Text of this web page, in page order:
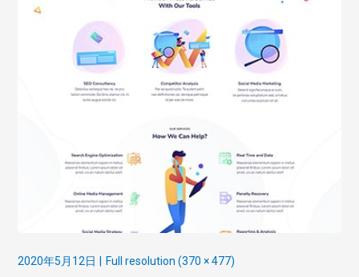
2020年5月12日 Full resolution (370 × 477)